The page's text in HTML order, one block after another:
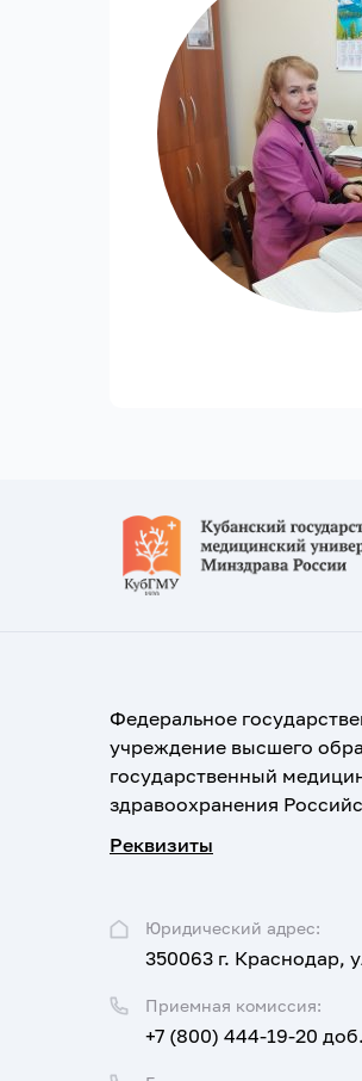
Федеральное
учреждение высшего
государственный
здравоохранения
Реквизиты
Юридический адрес:
350063 г. Краснодар,
Приемная комиссия:
+7 (800) 444-19-20